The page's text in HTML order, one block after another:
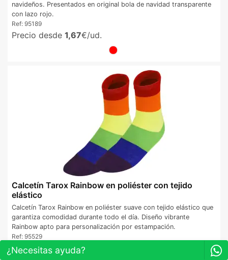
navideños. Presentados en original bola de navidad transparente
con lazo rojo.
Ref: 95189
Precio desde 1,67€/ud.
Calcetín Tarox Rainbow en poliéster con tejido
elástico
Calcetín Tarox Rainbow en poliéster suave con tejido elástico que
garantiza comodidad durante todo el día. Diseño vibrante
Rainbow apto para personalización por estampación.
Ref: 95529
Precio desde1,09€/ud.
¿Necesitas ayuda?